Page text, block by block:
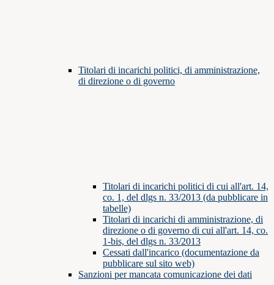
Titolari di incarichi politici, di amministrazione,
di direzione o di governo
Titolari di incarichi politici di cui all'art. 14,
co. 1, del dlgs n. 33/2013 (da pubblicare in
tabelle)
Titolari di incarichi di amministrazione, di
direzione o di governo di cui all'art. 14, co.
1-bis, del dlgs n. 33/2013
Cessati dall'incarico (documentazione da
pubblicare sul sito web)
Sanzioni per mancata comunicazione dei dati